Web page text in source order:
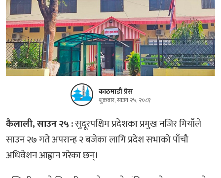
काठमाडौं प्रेस
शुक्रबार, साउन २५, २०८१
कैलाली, साउन २५ :सुदूरपश्चिम प्रदेशका प्रमुख नजिर मियाँले
साउन २७ गते अपरान्ह २ बजेका लागि प्रदेश सभाको पाँचौ
अधिवेशन आह्वान गरेका छन्।